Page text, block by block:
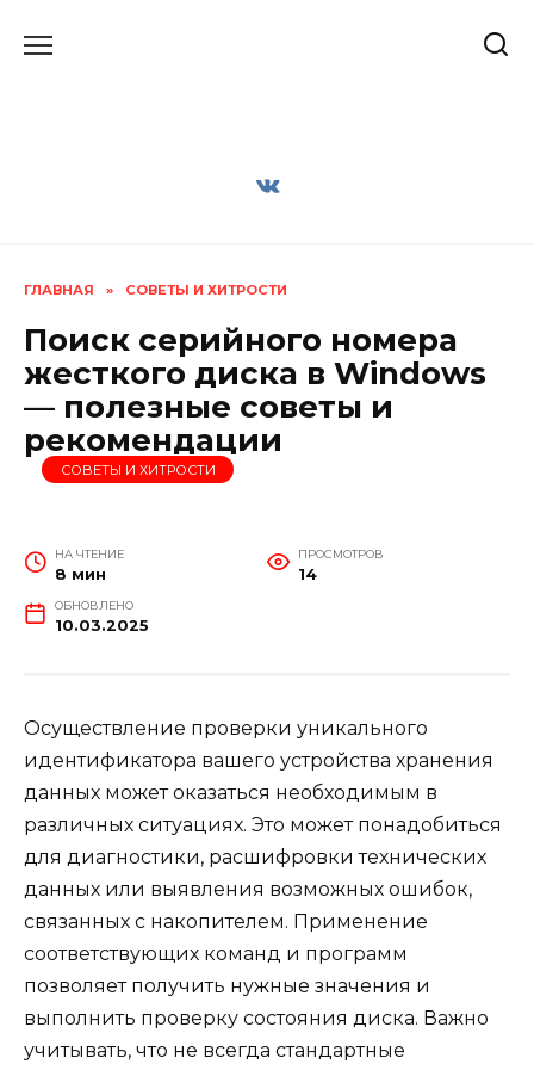
ГЛАВНАЯ » СОВЕТЫ И ХИТРОСТИ
Поиск серийного номера
жесткого диска в Windows
— полезные советы и
рекомендации
СОВЕТЫ И ХИТРОСТИ
НА ЧТЕНИЕ
8 мин
ПРОСМОТРОВ
14
ОБНОВЛЕНО
10.03.2025
Осуществление проверки уникального
идентификатора вашего устройства хранения
данных может оказаться необходимым в
различных ситуациях. Это может понадобиться
для диагностики, расшифровки технических
данных или выявления возможных ошибок,
связанных с накопителем. Применение
соответствующих команд и программ
позволяет получить нужные значения и
выполнить проверку состояния диска. Важно
учитывать, что не всегда стандартные